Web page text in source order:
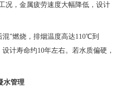
况，金属疲劳速度大幅降低，设计
”燃烧，排烟温度高达110℃到
计寿命约10年左右。若水质偏硬，
水管理